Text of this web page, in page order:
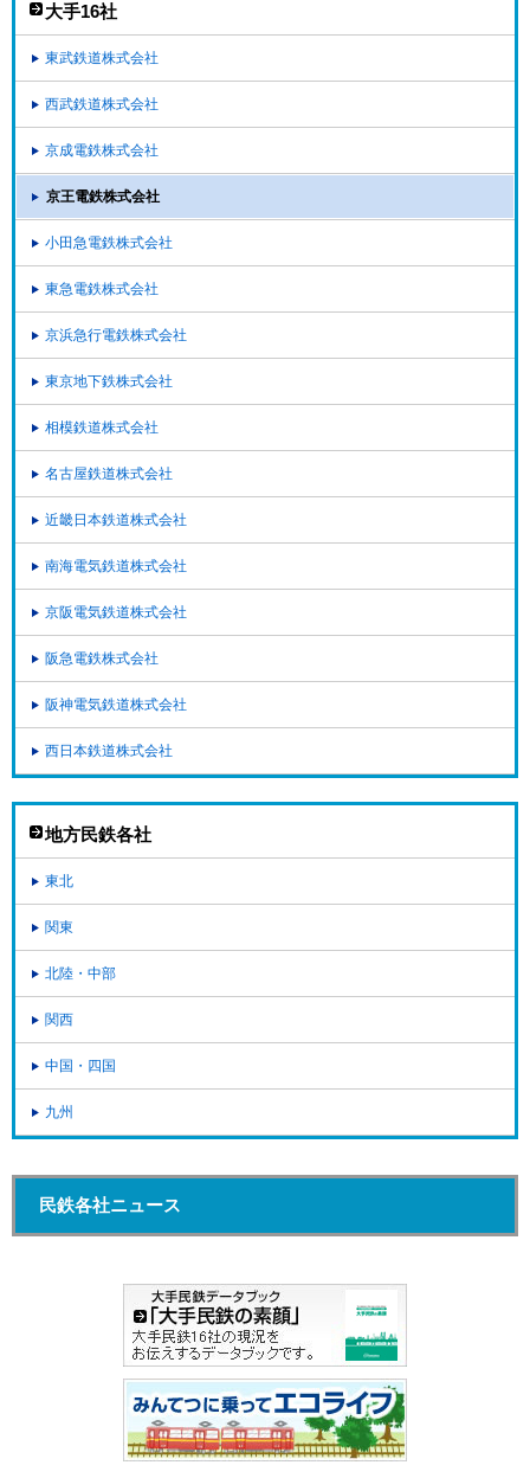
大手16社
東武鉄道株式会社
西武鉄道株式会社
京成電鉄株式会社
京王電鉄株式会社
小田急電鉄株式会社
東急電鉄株式会社
京浜急行電鉄株式会社
東京地下鉄株式会社
相模鉄道株式会社
名古屋鉄道株式会社
近畿日本鉄道株式会社
南海電気鉄道株式会社
京阪電気鉄道株式会社
阪急電鉄株式会社
阪神電気鉄道株式会社
西日本鉄道株式会社
地方民鉄各社
東北
関東
北陸・中部
関西
中国・四国
九州
民鉄各社ニュース